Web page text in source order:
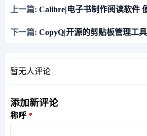
上一篇: Calibre|电子书制作阅读软件
下一篇: CopyQ|开源的剪贴板管理工
暂无人评论
添加新评论
称呼